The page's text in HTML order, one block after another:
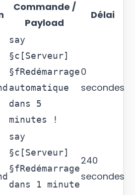
Commande /
Payload
Délai
say
§c[Serveur]
§fRedémarrage
automatique
dans 5
minutes !
0
secondes
say
§c[Serveur]
§fRedémarrage
dans 1 minute
240
secondes